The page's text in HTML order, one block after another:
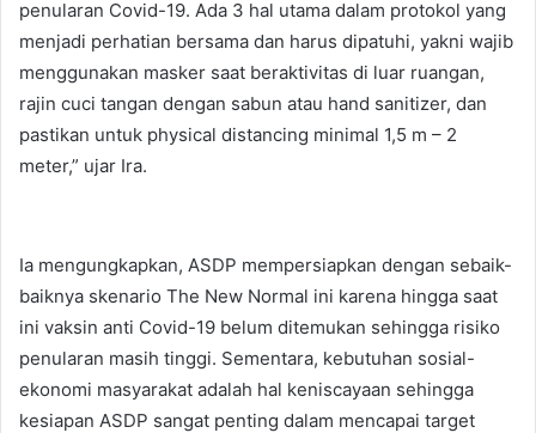
penularan Covid-19. Ada 3 hal utama dalam protokol yang
menjadi perhatian bersama dan harus dipatuhi, yakni wajib
menggunakan masker saat beraktivitas di luar ruangan,
rajin cuci tangan dengan sabun atau hand sanitizer, dan
pastikan untuk physical distancing minimal 1,5 m – 2
meter,” ujar Ira.
Ia mengungkapkan, ASDP mempersiapkan dengan sebaik-
baiknya skenario The New Normal ini karena hingga saat
ini vaksin anti Covid-19 belum ditemukan sehingga risiko
penularan masih tinggi. Sementara, kebutuhan sosial-
ekonomi masyarakat adalah hal keniscayaan sehingga
kesiapan ASDP sangat penting dalam mencapai target